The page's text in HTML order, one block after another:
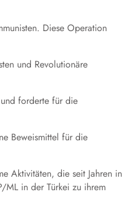
Diese Operation
und Revolutionäre
und forderte für die
Beweismittel für die
Aktivitäten, die seit Jahren in
ML in der Türkei zu ihrem